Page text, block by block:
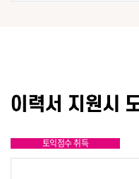
토익점수 취득